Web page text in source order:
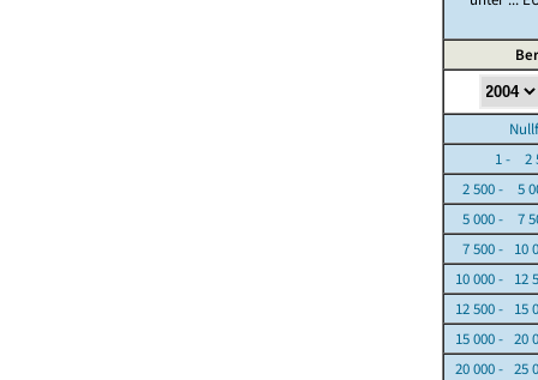
1 - 2
2 500 - 5
5 000 - 7
7 500 - 10
10 000 - 12
12 500 - 15
15 000 - 20
20 000 - 25